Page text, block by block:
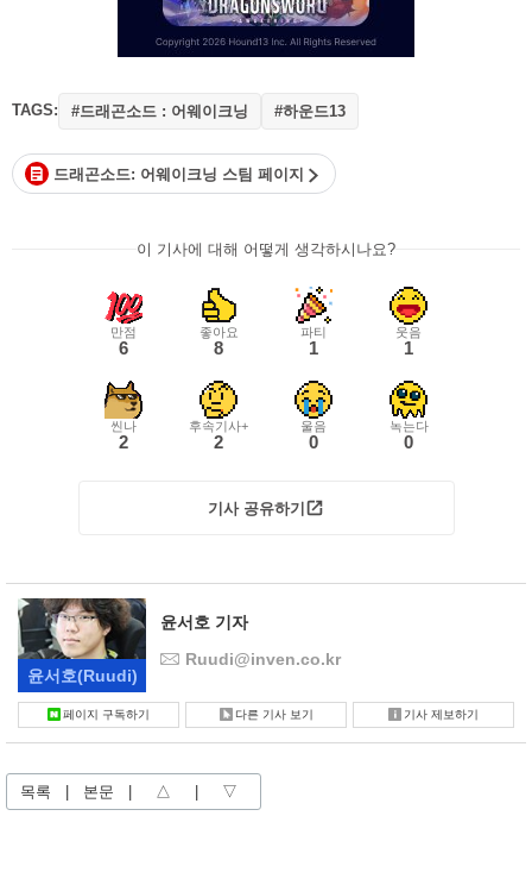
TAGS: #드래곤소드 : 어웨이크닝 #하운드13
드래곤소드: 어웨이크닝 스팀 페이지
이 기사에 대해 어떻게 생각하시나요?
만점
6
좋아요
8
파티
1
웃음
1
씬나
2
후속기사+
2
울음
0
녹는다
0
기사 공유하기
윤서호(Ruudi)
윤서호 기자
Ruudi@inven.co.kr
페이지 구독하기 다른 기사 보기 기사 제보하기
목록 본문 △ ▽